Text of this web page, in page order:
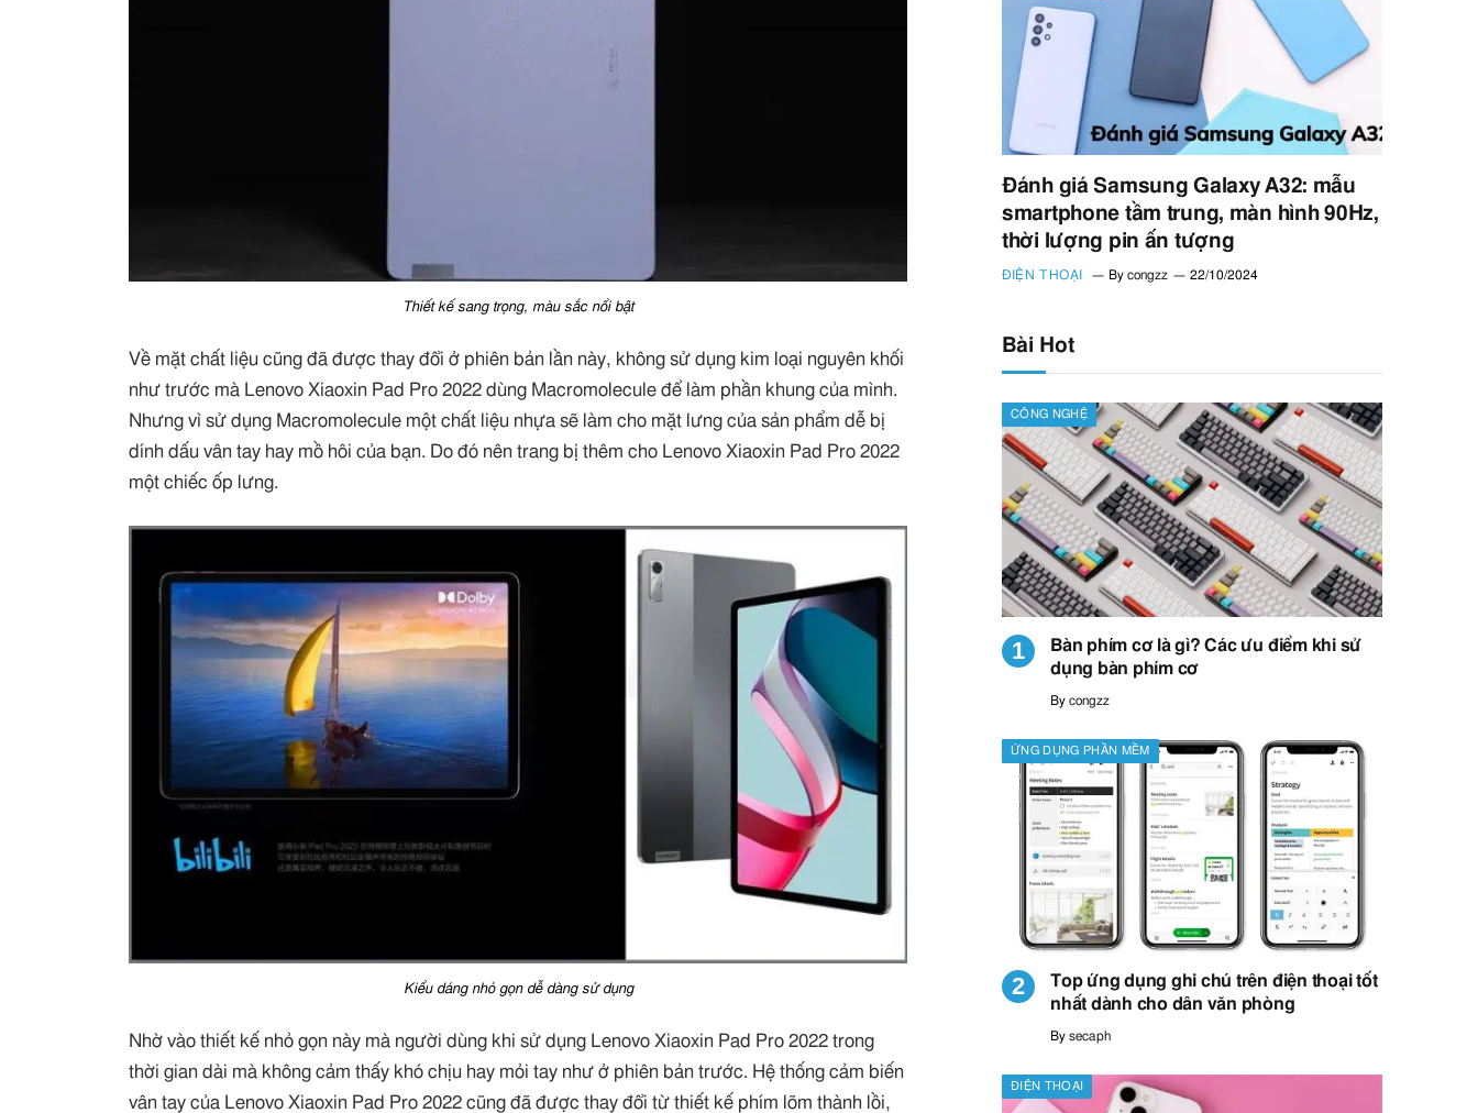
Thiết kế sang trọng, màu sắc nổi bật
Về mặt chất liệu cũng đã được thay đổi ở phiên bản lần này, không sử dụng kim loại nguyên khối
như trước mà Lenovo Xiaoxin Pad Pro 2022 dùng Macromolecule để làm phần khung của mình.
Nhưng vì sử dụng Macromolecule một chất liệu nhựa sẽ làm cho mặt lưng của sản phẩm dễ bị
dính dấu vân tay hay mồ hôi của bạn. Do đó nên trang bị thêm cho Lenovo Xiaoxin Pad Pro 2022
một chiếc ốp lưng.
Kiểu dáng nhỏ gọn dễ dàng sử dụng
Nhờ vào thiết kế nhỏ gọn này mà người dùng khi sử dụng Lenovo Xiaoxin Pad Pro 2022 trong
thời gian dài mà không cảm thấy khó chịu hay mỏi tay như ở phiên bản trước. Hệ thống cảm biến
vân tay của Lenovo Xiaoxin Pad Pro 2022 cũng đã được thay đổi từ thiết kế phím lõm thành lồi,
Đánh giá Samsung Galaxy A32: mẫu
smartphone tầm trung, màn hình 90Hz,
thời lượng pin ấn tượng
ĐIỆN THOẠI By congzz 22/10/2024
Bài Hot
CÔNG NGHỆ
Bàn phím cơ là gì? Các ưu điểm khi sử
dụng bàn phím cơ
By congzz
ỨNG DỤNG PHẦN MỀM
Top ứng dụng ghi chú trên điện thoại tốt
nhất dành cho dân văn phòng
By secaph
ĐIỆN THOẠI